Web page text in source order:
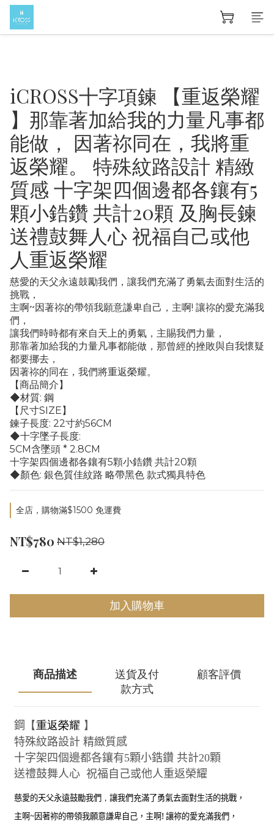
iCROSS十字項鍊 【重返榮耀
】那靠著加給我的力量凡事都
能做， 因著祢同在，我將重
返榮耀。 特殊紋路設計 精緻
質感 十字架四個邊都各鑲有5
顆小鋯鑽 共計20顆 及胸長鍊
送禮鼓舞人心 祝福自己或他
人重返榮耀
慈愛的天父永遠鼓勵我們，讓我們充滿了勇氣去面對生活的
挑戰，
主啊~因著祢的帶領我願意謙卑自己，主啊! 讓祢的愛充滿我
們，
讓我們時時都有來自天上的勇氣，主賜我們力量，
那靠著加給我的力量凡事都能做，那曾經的挫敗與自我懷疑
都要挪去，
因著祢的同在，我們將重返榮耀。
【商品簡介】
◆材質: 鋼
【尺寸SIZE】
鍊子長度: 22寸約56CM
◆十字墜子長度:
5CM含墜頭 * 2.8CM
十字架四個邊都各鑲有5顆小鋯鑽 共計20顆
◆顏色: 銀色質佳紋路 略帶黑色 款式獨具特色
全店，購物滿$1500 免運費
NT$780 NT$1,280
加入購物車
商品描述
送貨及付
款方式
顧客評價
鋼 【重返榮耀 】
特殊紋路設計 精緻質感
十字架四個邊都各鑲有5顆小鋯鑽 共計20顆
送禮鼓舞人心 祝福自己或他人重返榮耀
慈愛的天父永遠鼓勵我們 ， 讓我們充滿了勇氣去面對生活的挑戰，
主啊~因著祢的帶領我願意謙卑自己，主啊! 讓祢的愛充滿我們，